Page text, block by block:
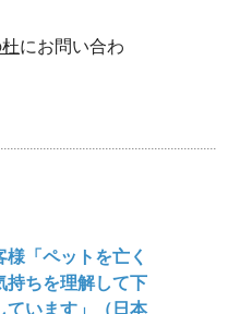
にお問い合わ
様「ペットを亡く
持ちを理解して下
ています」（日本